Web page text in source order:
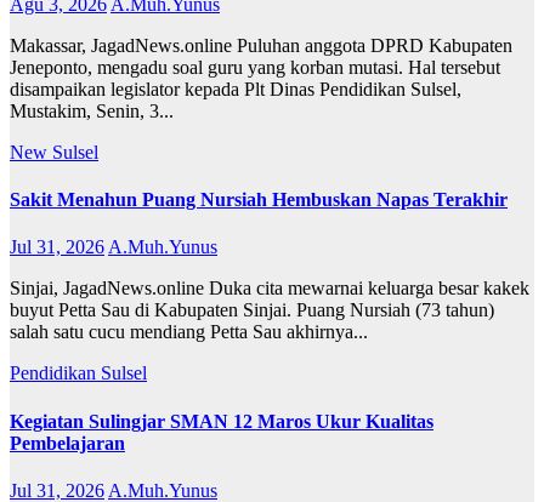
Agu 3, 2026 A.Muh.Yunus
Makassar, JagadNews.online Puluhan anggota DPRD Kabupaten
Jeneponto, mengadu soal guru yang korban mutasi. Hal tersebut
disampaikan legislator kepada Plt Dinas Pendidikan Sulsel,
Mustakim, Senin, 3...
New Sulsel
Sakit Menahun Puang Nursiah Hembuskan Napas Terakhir
Jul 31, 2026A.Muh.Yunus
Sinjai, JagadNews.online Duka cita mewarnai keluarga besar kakek
buyut Petta Sau di Kabupaten Sinjai. Puang Nursiah (73 tahun)
salah satu cucu mendiang Petta Sau akhirnya...
Pendidikan Sulsel
Kegiatan Sulingjar SMAN 12 Maros Ukur Kualitas
Pembelajaran
Jul 31, 2026 A.Muh.Yunus